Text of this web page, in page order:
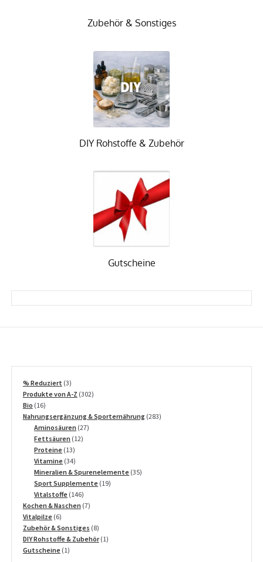
Zubehör & Sonstiges
DIY Rohstoffe & Zubehör
Gutscheine
% Reduziert 33
Produkte
Produkte von A-Z 302302
Bio 1616
Produkte
Nahrungsergänzung & Sporternährung 283283
Aminosäuren 2727
Fettsäuren 1212
Proteine 1313
Produkte
Vitamine 3434
Produkte
Mineralien & Spurenelemente 3535
Sport Supplemente 1919
Vitalstoffe 146146
Produkte
Kochen & Naschen 77
Vitalpilze 66
Produkte
Zubehör & Sonstiges 88
Produkte
DIY Rohstoffe & Zubehör 11
Gutscheine 11